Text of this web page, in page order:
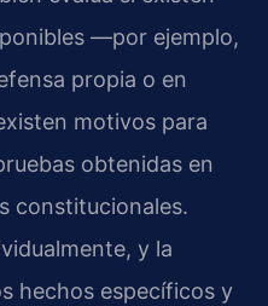
—por ejemplo,
propia o en
motivos para
obtenidas en
constitucionales.
y la
hechos específicos y